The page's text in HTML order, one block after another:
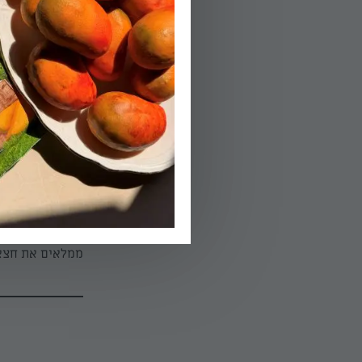
מלפפים היטב
אפייה.
03.
מברישים בביצה טרופה
הפעלת טיימר
04.
ממלאים את